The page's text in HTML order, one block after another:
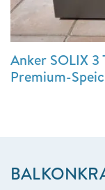
Anker SOLIX 3
Premium-